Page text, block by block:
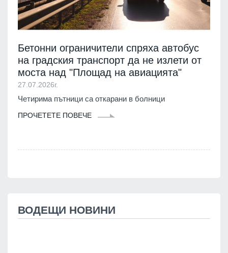
Бетонни ограничители спряха автобус
на градския транспорт да не излети от
моста над "Площад на авиацията"
27.07.2026г.
Четирима пътници са откарани в болници
ПРОЧЕТЕТЕ ПОВЕЧЕ
ВОДЕЩИ НОВИНИ